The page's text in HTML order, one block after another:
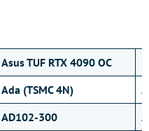
Asus TUF RTX 4090 OC
Ada (TSMC 4N)
AD102-300